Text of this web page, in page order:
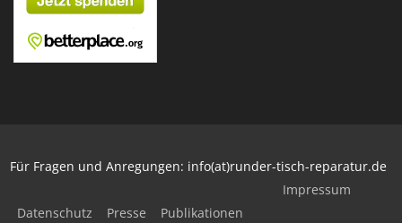
Für Fragen und Anregungen: info(at)runder-tisch-reparatur.de
Impressum
Datenschutz
Presse Publikationen